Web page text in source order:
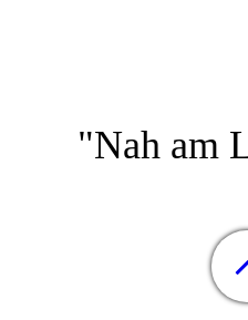
"Nah am